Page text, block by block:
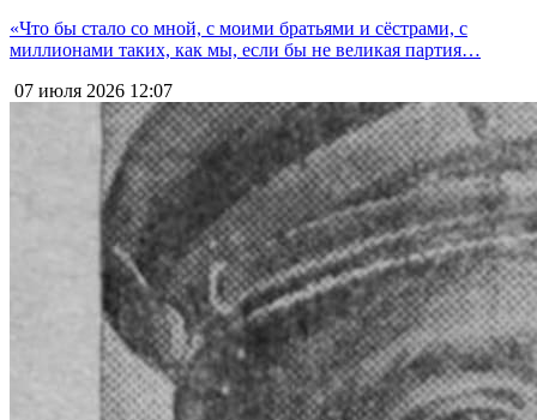
«Что бы стало со мной, с моими братьями и сёстрами, с
миллионами таких, как мы, если бы не великая партия…
07 июля 2026 12:07